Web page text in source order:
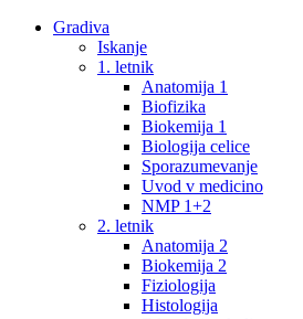
Gradiva
Iskanje
1. letnik
Anatomija 1
Biofizika
Biokemija 1
Biologija celice
Sporazumevanje
Uvod v medicino
NMP 1+2
2. letnik
Anatomija 2
Biokemija 2
Fiziologija
Histologija